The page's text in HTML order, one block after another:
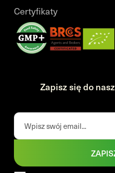
Certyfikaty
Zapisz się do